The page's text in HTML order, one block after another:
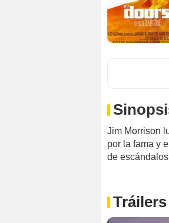
Jim Morrison
por la fama y
de
Tráilers